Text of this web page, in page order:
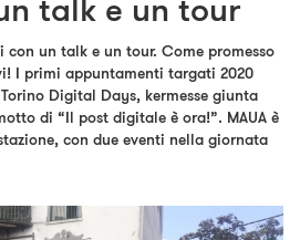
talk e un tour
con un talk e un tour. Come promesso
I primi appuntamenti targati 2020
Digital Days, kermesse giunta
di “Il post digitale è ora!”. MAUA è
con due eventi nella giornata